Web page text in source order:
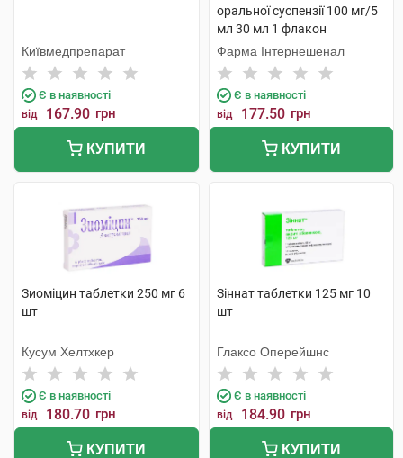
Київмедпрепарат
Є в наявності
від 167.90 грн
КУПИТИ
оральної суспензії 100 мг/5
мл 30 мл 1 флакон
Фарма Інтернешенал
Є в наявності
від 177.50 грн
КУПИТИ
Зиоміцин таблетки 250 мг 6
шт
Кусум Хелтхкер
Є в наявності
від 180.70 грн
КУПИТИ
Зіннат таблетки 125 мг 10
шт
Глаксо Оперейшнс
Є в наявності
від 184.90 грн
КУПИТИ